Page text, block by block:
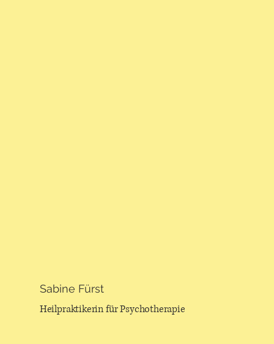
Sabine Fürst
Heilpraktikerin für Psychotherapie